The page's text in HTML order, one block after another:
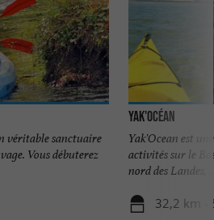
véritable sanctuaire
Vous débuterez
Yak'Océan
Yak'Ocean est
activités sur le
nord des Landes,
32,2 km -